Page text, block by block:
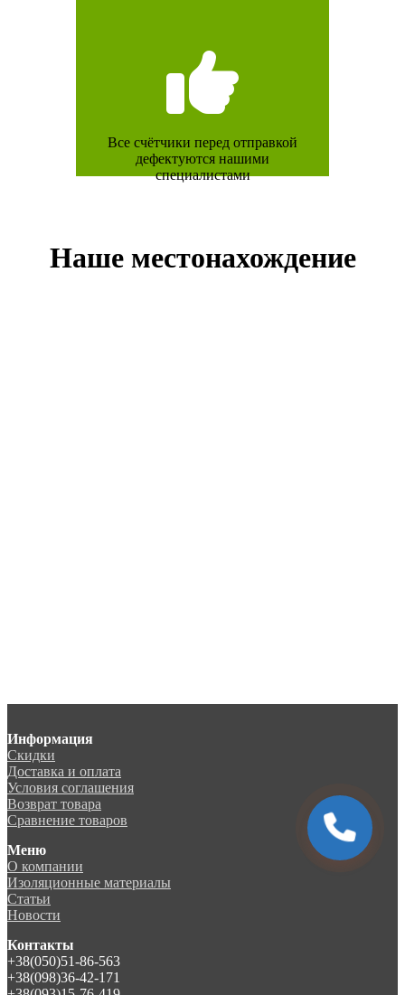
Все счётчики перед отправкой
дефектуются нашими
специалистами
Наше местонахождение
Информация
Скидки
Доставка и оплата
Условия соглашения
Возврат товара
Сравнение товаров
Меню
О компании
Изоляционные материалы
Статьи
Новости
Контакты
+38(050)51-86-563
+38(098)36-42-171